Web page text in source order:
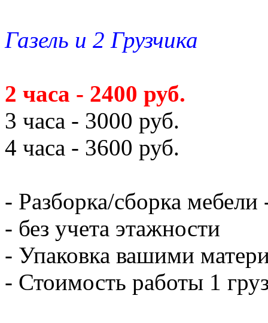
Газель и 2 Грузчика
2 часа - 2400 руб.
3 часа - 3000 руб.
4 часа - 3600 руб.
- Разборка/сборка мебели
- без учета этажности
- Упаковка вашими
- Стоимость работы 1